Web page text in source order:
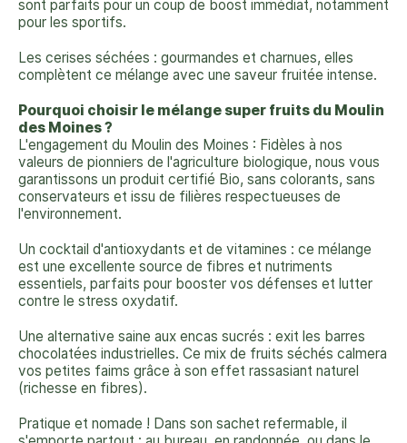
sont parfaits pour un coup de boost immédiat, notamment
pour les sportifs.
Les cerises séchées : gourmandes et charnues, elles
complètent ce mélange avec une saveur fruitée intense.
Pourquoi choisir le mélange super fruits du Moulin
des Moines ?
L'engagement du Moulin des Moines : Fidèles à nos
valeurs de pionniers de l'agriculture biologique, nous vous
garantissons un produit certifié Bio, sans colorants, sans
conservateurs et issu de filières respectueuses de
l'environnement.
Un cocktail d'antioxydants et de vitamines : ce mélange
est une excellente source de fibres et nutriments
essentiels, parfaits pour booster vos défenses et lutter
contre le stress oxydatif.
Une alternative saine aux encas sucrés : exit les barres
chocolatées industrielles. Ce mix de fruits séchés calmera
vos petites faims grâce à son effet rassasiant naturel
(richesse en fibres).
Pratique et nomade ! Dans son sachet refermable, il